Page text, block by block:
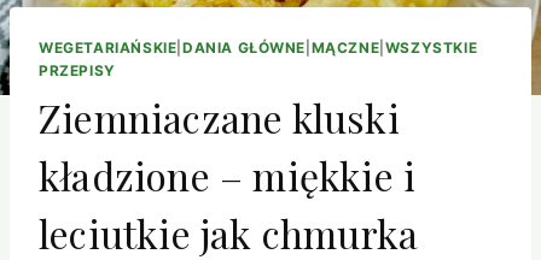
WEGETARIAŃSKIE DANIA GŁÓWNE MĄCZNE WSZYSTKIE
PRZEPISY
Ziemniaczane kluski
kładzione – miękkie i
leciutkie jak chmurka